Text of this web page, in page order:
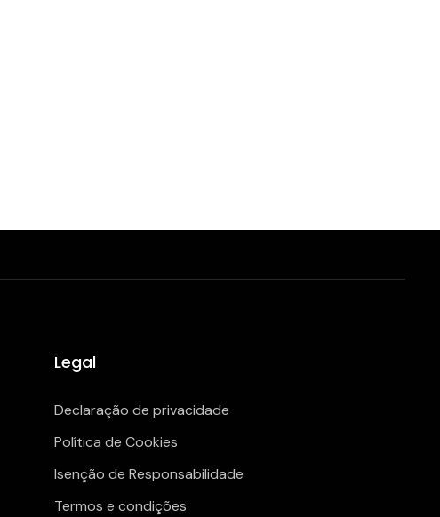
Legal
Declaração de privacidade
Política de Cookies
Isenção de Responsabilidade
Termos e condições